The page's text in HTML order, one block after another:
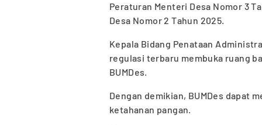
Peraturan Menteri Desa Nomor 3
Desa Nomor 2 Tahun 2025.
Kepala Bidang Penataan
regulasi terbaru membuka ruang
BUMDes.
Dengan demikian, BUMDes dapat
ketahanan pangan.